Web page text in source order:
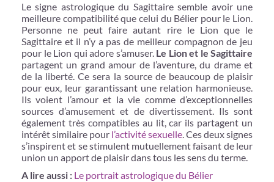
Le signe astrologique du Sagittaire semble avoir une
meilleure compatibilité que celui du Bélier pour le Lion.
Personne ne peut faire autant rire le Lion que le
Sagittaire et il n’y a pas de meilleur compagnon de jeu
pour le Lion qui adore s’amuser. Le Lion et le Sagittaire
partagent un grand amour de l’aventure, du drame et
de la liberté. Ce sera la source de beaucoup de plaisir
pour eux, leur garantissant une relation harmonieuse.
Ils voient l’amour et la vie comme d’exceptionnelles
sources d’amusement et de divertissement. Ils sont
également très compatibles au lit, car ils partagent un
intérêt similaire pour l’activité sexuelle. Ces deux signes
s’inspirent et se stimulent mutuellement faisant de leur
union un apport de plaisir dans tous les sens du terme.
A lire aussi : Le portrait astrologique du Bélier